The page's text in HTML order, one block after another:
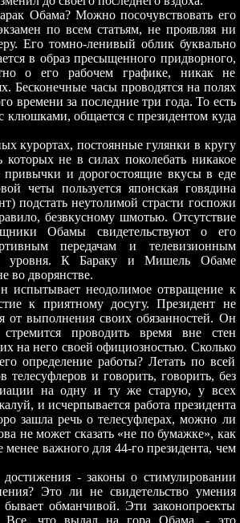
Обама? Можно посочувствовать его
по всем статьям, не проявляя ни
Его томно-ленивый облик буквально
в образ пресыщенного придворного,
о его рабочем графике, никак не
Бесконечные часы проводятся на полях
времени за последние три года. То есть
общается с президентом куда
курортах, постоянные гулянки в кругу
не в силах поколебать никакое
и дорогостоящие вкусы в еде
четы пользуется японская говядина
подстать неутолимой страсти госпожи
безвкусному шмотью. Отсутствие
Обамы свидетельствуют о его
передачам и телевизионным
уровня. К Бараку и Мишель Обаме
во дворянстве.
испытывает неодолимое отвращение к
к приятному досугу. Президент не
от выполнения своих обязанностей. Он
проводить время вне стен
на него своей официозностью. Сколько
определение работы? Летать по всей
телесуфлеров и говорить, говорить, без
на одну и ту же старую, у всех
и исчерпывается работа президента
зашла речь о телесуфлерах, можно ли
не может сказать «не по бумажке», как
важного для 44-го президента, чем
- законы о стимулировании
Это ли не свидетельство умения
обманчивой. Эти законопроекты
Все, что выдал на гора Обама, - это